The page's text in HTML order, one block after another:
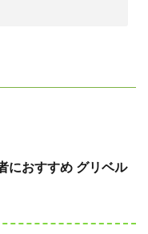
におすすめ グリベル